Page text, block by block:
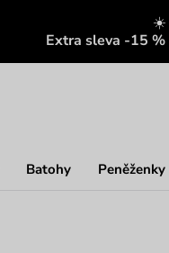
☀️
Extra sleva -15 %
Batohy Peněženky